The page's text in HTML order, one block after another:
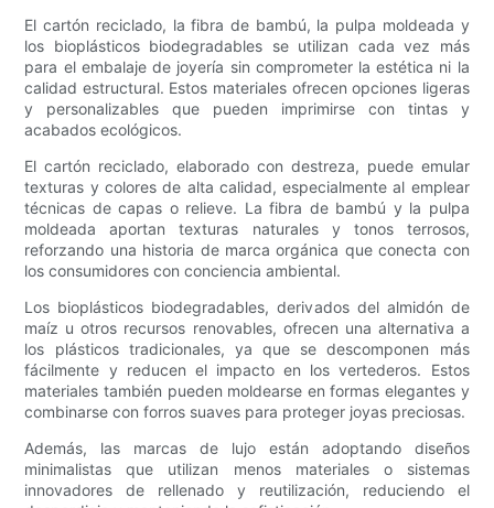
El cartón reciclado, la fibra de bambú, la pulpa moldeada y
los bioplásticos biodegradables se utilizan cada vez más
para el embalaje de joyería sin comprometer la estética ni la
calidad estructural. Estos materiales ofrecen opciones ligeras
y personalizables que pueden imprimirse con tintas y
acabados ecológicos.
El cartón reciclado, elaborado con destreza, puede emular
texturas y colores de alta calidad, especialmente al emplear
técnicas de capas o relieve. La fibra de bambú y la pulpa
moldeada aportan texturas naturales y tonos terrosos,
reforzando una historia de marca orgánica que conecta con
los consumidores con conciencia ambiental.
Los bioplásticos biodegradables, derivados del almidón de
maíz u otros recursos renovables, ofrecen una alternativa a
los plásticos tradicionales, ya que se descomponen más
fácilmente y reducen el impacto en los vertederos. Estos
materiales también pueden moldearse en formas elegantes y
combinarse con forros suaves para proteger joyas preciosas.
Además, las marcas de lujo están adoptando diseños
minimalistas que utilizan menos materiales o sistemas
innovadores de rellenado y reutilización, reduciendo el